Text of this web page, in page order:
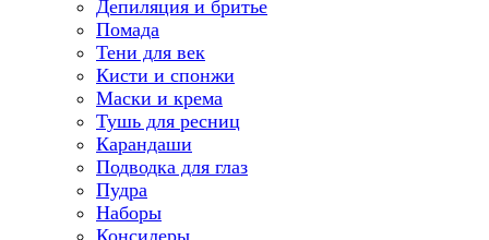
Депиляция и бритье
Помада
Тени для век
Кисти и спонжи
Маски и крема
Тушь для ресниц
Карандаши
Подводка для глаз
Пудра
Наборы
Консилеры